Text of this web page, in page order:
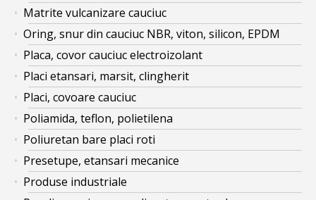
Matrite vulcanizare cauciuc
Oring, snur din cauciuc NBR, viton, silicon, EPDM
Placa, covor cauciuc electroizolant
Placi etansari, marsit, clingherit
Placi, covoare cauciuc
Poliamida, teflon, polietilena
Poliuretan bare placi roti
Presetupe, etansari mecanice
Produse industriale